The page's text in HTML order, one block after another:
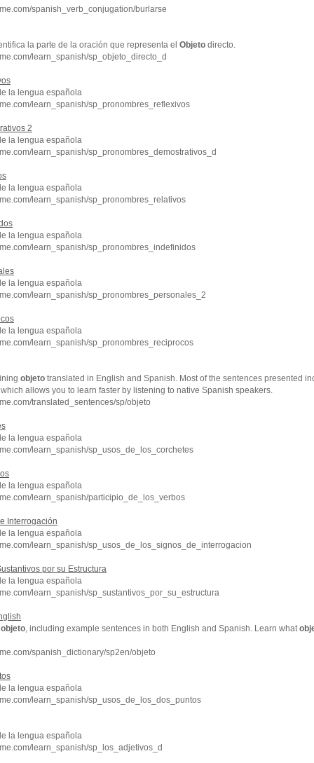
spanish_verb_conjugation/burlarse
la parte de la oración que representa el Objeto directo.
learn_spanish/sp_objeto_directo_d
la lengua española
learn_spanish/sp_pronombres_reflexivos
2
la lengua española
learn_spanish/sp_pronombres_demostrativos_d
la lengua española
learn_spanish/sp_pronombres_relativos
la lengua española
learn_spanish/sp_pronombres_indefinidos
la lengua española
learn_spanish/sp_pronombres_personales_2
la lengua española
learn_spanish/sp_pronombres_reciprocos
objeto translated in English and Spanish. Most of the sentences presented
allows you to learn faster by listening to native Spanish speakers.
translated_sentences/sp/objeto
la lengua española
learn_spanish/sp_usos_de_los_corchetes
la lengua española
learn_spanish/participio_de_los_verbos
Interrogación
la lengua española
learn_spanish/sp_usos_de_los_signos_de_interrogacion
por su Estructura
la lengua española
learn_spanish/sp_sustantivos_por_su_estructura
objeto, including example sentences in both English and Spanish. Learn what
spanish_dictionary/sp2en/objeto
la lengua española
learn_spanish/sp_usos_de_los_dos_puntos
la lengua española
learn_spanish/sp_los_adjetivos_d